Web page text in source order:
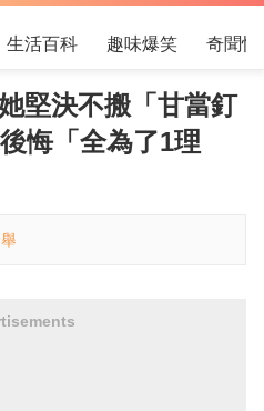
生活百科 趣味爆笑 奇聞怪
堅決不搬「甘當釘
悔「全為了1理